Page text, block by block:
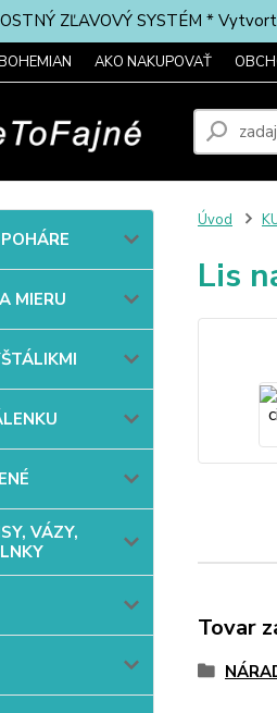
ZĽAVOVÝ SYSTÉM *
AKO NAKUPOVAŤ
MIERU
VÁZY,
Úvod
Lis
Tovar